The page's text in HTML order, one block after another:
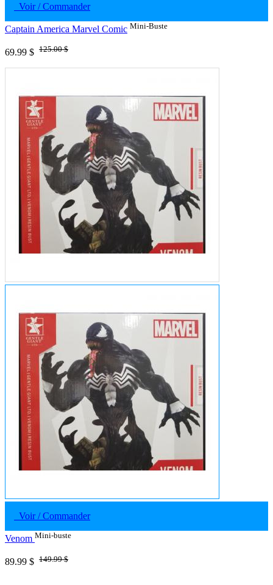
Voir / Commander
Captain America Marvel Comic Mini-Buste
69.99 $ 125.00 $
Voir / Commander
Venom Mini-buste
89.99 $ 149.99 $